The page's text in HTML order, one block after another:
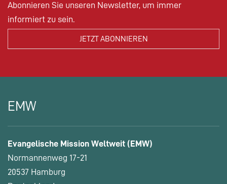
Abonnieren Sie unseren Newsletter, um immer
informiert zu sein.
EMW
Evangelische Mission Weltweit (EMW)
Normannenweg 17-21
20537 Hamburg